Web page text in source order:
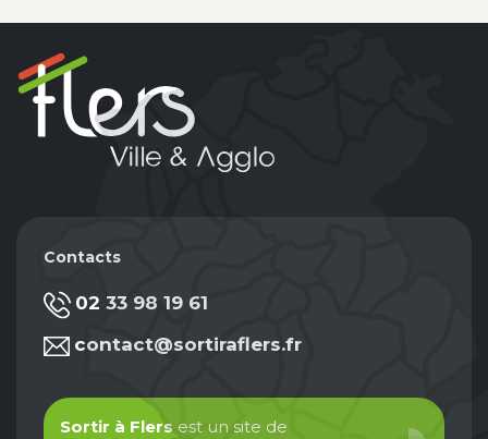
Contacts
02 33 98 19 61
contact@sortiraflers.fr
Sortir à Flers est un site de